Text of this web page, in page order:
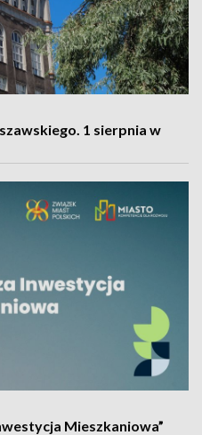
1 sierpnia w
Mieszkaniowa”